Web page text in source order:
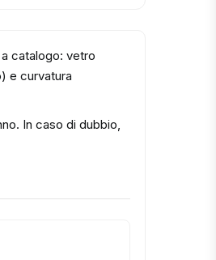
catalogo: vetro
e curvatura
In caso di dubbio,